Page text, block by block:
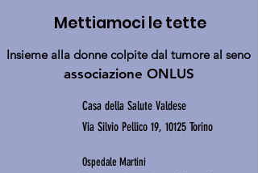
Mettiamoci le tette
Insieme alla donne colpite dal tumore al seno
associazione ONLUS
Casa della Salute Valdese
Via Silvio Pellico 19, 10125 Torino
Ospedale Martini